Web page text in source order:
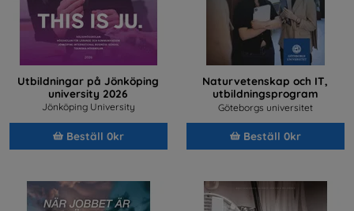
Utbildningar på Jönköping
university 2026
Jönköping University
Beställ 0kr
Naturvetenskap och IT,
utbildningsprogram
2026/2027
Göteborgs universitet
Beställ 0kr